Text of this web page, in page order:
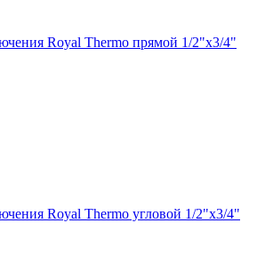
Royal Thermo прямой 1/2"х3/4"
Royal Thermo угловой 1/2"х3/4"